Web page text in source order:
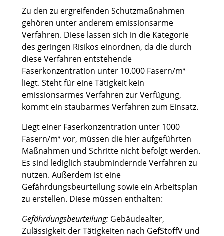
Zu den zu ergreifenden Schutzmaßnahmen
gehören unter anderem emissionsarme
Verfahren. Diese lassen sich in die Kategorie
des geringen Risikos einordnen, da die durch
diese Verfahren entstehende
Faserkonzentration unter 10.000 Fasern/m³
liegt. Steht für eine Tätigkeit kein
emissionsarmes Verfahren zur Verfügung,
kommt ein staubarmes Verfahren zum Einsatz.
Liegt einer Faserkonzentration unter 1000
Fasern/m³ vor, müssen die hier aufgeführten
Maßnahmen und Schritte nicht befolgt werden.
Es sind lediglich staubmindernde Verfahren zu
nutzen. Außerdem ist eine
Gefährdungsbeurteilung sowie ein Arbeitsplan
zu erstellen. Diese müssen enthalten:
Gefährdungsbeurteilung:Gebäudealter,
Zulässigkeit der Tätigkeiten nach GefStoffV und